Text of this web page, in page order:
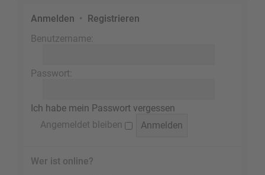
Anmelden • Registrieren
Benutzername:
Passwort:
Ich habe mein Passwort vergessen
Angemeldet bleiben
Wer ist online?